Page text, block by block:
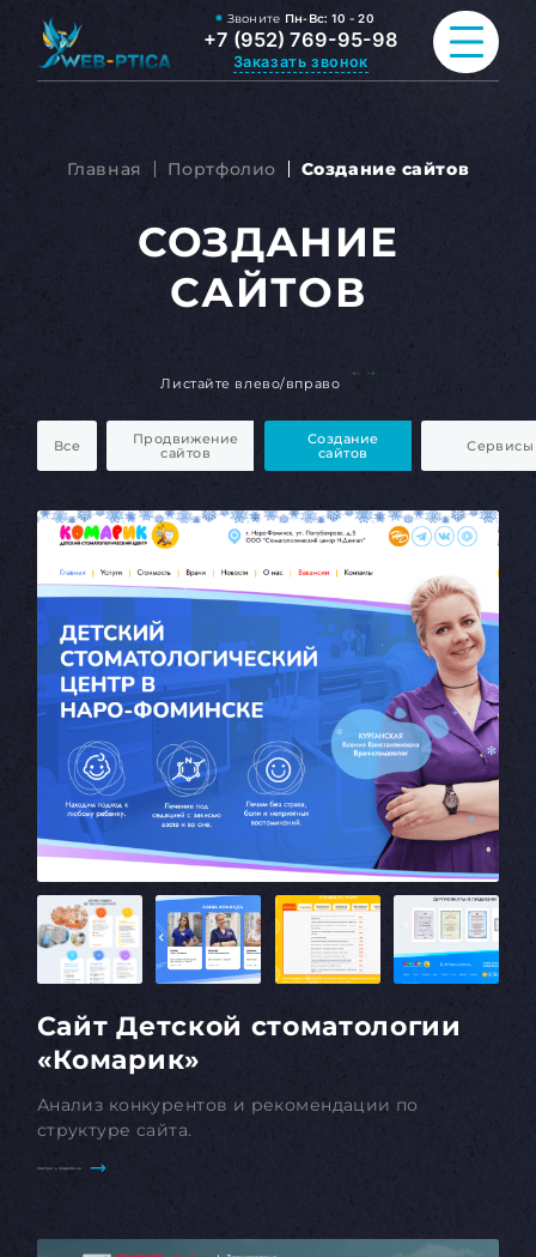
Звоните Пн-Вс: 10 - 20
+7 (952) 769-95-98
Заказать звонок
БЛОГ
КОНТАКТЫ
Главная Портфолио Создание сайтов
СОЗДАНИЕ
САЙТОВ
Листайте влево/вправо
Все
Продвижение
сайтов
Создание
сайтов
Сервисы
Сайт Детской стоматологии
«Комарик»
Анализ конкурентов и рекомендации по
структуре сайта.
Смотреть подробнее